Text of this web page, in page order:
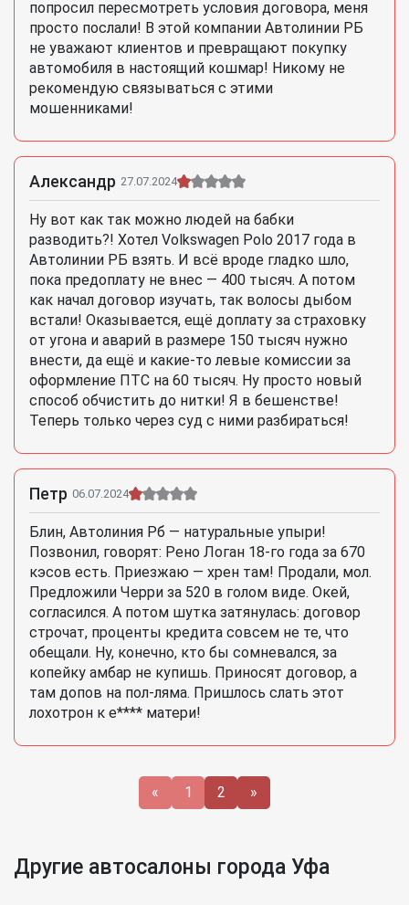
попросил пересмотреть условия договора, меня
просто послали! В этой компании Автолинии РБ
не уважают клиентов и превращают покупку
автомобиля в настоящий кошмар! Никому не
рекомендую связываться с этими
мошенниками!
Александр 27.07.2024
Ну вот как так можно людей на бабки
разводить?! Хотел Volkswagen Polo 2017 года в
Автолинии РБ взять. И всё вроде гладко шло,
пока предоплату не внес — 400 тысяч. А потом
как начал договор изучать, так волосы дыбом
встали! Оказывается, ещё доплату за страховку
от угона и аварий в размере 150 тысяч нужно
внести, да ещё и какие-то левые комиссии за
оформление ПТС на 60 тысяч. Ну просто новый
способ обчистить до нитки! Я в бешенстве!
Теперь только через суд с ними разбираться!
Петр 06.07.2024
Блин, Автолиния Рб — натуральные упыри!
Позвонил, говорят: Рено Логан 18-го года за 670
кэсов есть. Приезжаю — хрен там! Продали, мол.
Предложили Черри за 520 в голом виде. Окей,
согласился. А потом шутка затянулась: договор
строчат, проценты кредита совсем не те, что
обещали. Ну, конечно, кто бы сомневался, за
копейку амбар не купишь. Приносят договор, а
там допов на пол-ляма. Пришлось слать этот
лохотрон к е**** матери!
« 1 2 »
Другие автосалоны города Уфа